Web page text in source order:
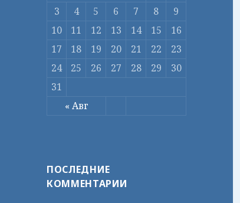
« Авг
3
4 5 6 7 8
9
10
11 12 13 14 15
16
17
18 19 20 21 22
23
24
25 26 27 28 29
30
31
ПОСЛЕДНИЕ
КОММЕНТАРИИ